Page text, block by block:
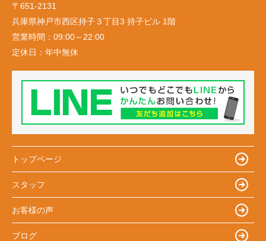
〒651-2131
兵庫県神戸市西区持子３丁目3 持子ビル 1階
営業時間： 09:00～22:00
定休日： 年中無休
トップページ
スタッフ
お客様の声
ブログ